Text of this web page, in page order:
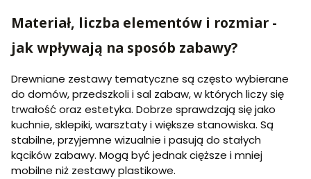
Materiał, liczba elementów i rozmiar -
jak wpływają na sposób zabawy?
Drewniane zestawy tematyczne są często wybierane
do domów, przedszkoli i sal zabaw, w których liczy się
trwałość oraz estetyka. Dobrze sprawdzają się jako
kuchnie, sklepiki, warsztaty i większe stanowiska. Są
stabilne, przyjemne wizualnie i pasują do stałych
kącików zabawy. Mogą być jednak cięższe i mniej
mobilne niż zestawy plastikowe.